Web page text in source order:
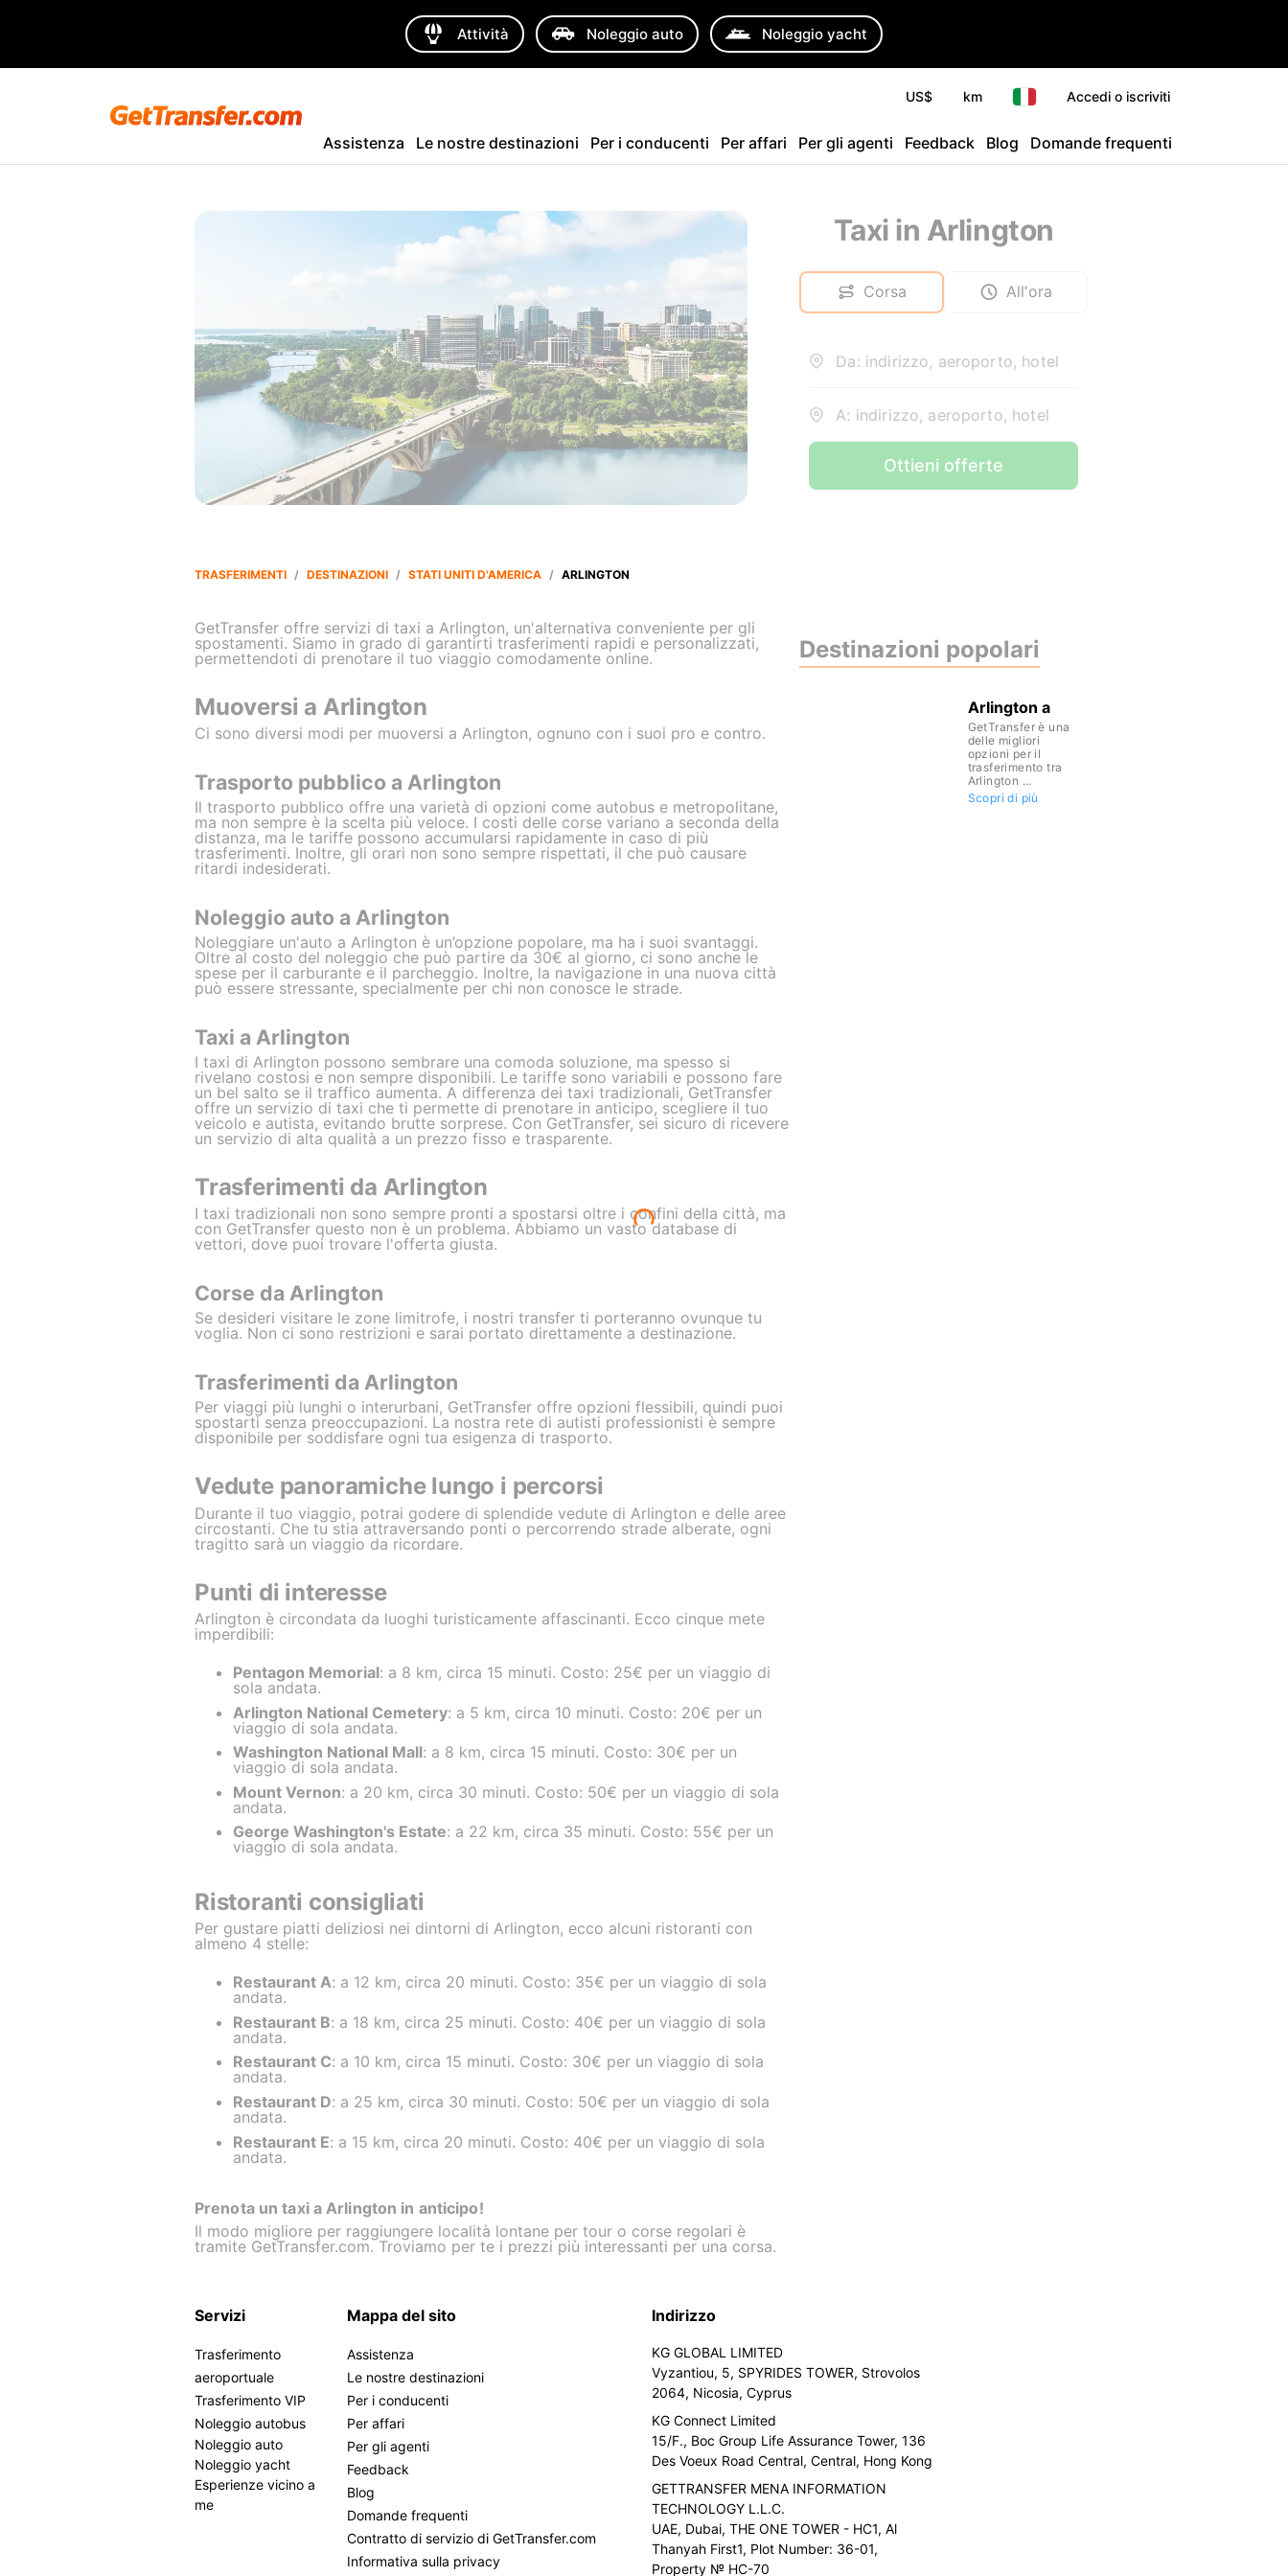
Attività Noleggio auto Noleggio yacht
US$ km Accedi o iscriviti
Assistenza Le nostre destinazioni Per i conducenti Per affari Per gli agenti Feedback Blog Domande frequenti
Taxi in Arlington
Corsa All'ora
Da: indirizzo, aeroporto, hotel
A: indirizzo, aeroporto, hotel
Ottieni offerte
TRASFERIMENTI / DESTINAZIONI / STATI UNITI D'AMERICA / ARLINGTON
GetTransfer offre servizi di taxi a Arlington, un'alternativa conveniente per gli
spostamenti. Siamo in grado di garantirti trasferimenti rapidi e personalizzati,
permettendoti di prenotare il tuo viaggio comodamente online.
Muoversi a Arlington
Ci sono diversi modi per muoversi a Arlington, ognuno con i suoi pro e contro.
Trasporto pubblico a Arlington
Il trasporto pubblico offre una varietà di opzioni come autobus e metropolitane,
ma non sempre è la scelta più veloce. I costi delle corse variano a seconda della
distanza, ma le tariffe possono accumularsi rapidamente in caso di più
trasferimenti. Inoltre, gli orari non sono sempre rispettati, il che può causare
ritardi indesiderati.
Noleggio auto a Arlington
Noleggiare un'auto a Arlington è un’opzione popolare, ma ha i suoi svantaggi.
Oltre al costo del noleggio che può partire da 30€ al giorno, ci sono anche le
spese per il carburante e il parcheggio. Inoltre, la navigazione in una nuova città
può essere stressante, specialmente per chi non conosce le strade.
Taxi a Arlington
I taxi di Arlington possono sembrare una comoda soluzione, ma spesso si
rivelano costosi e non sempre disponibili. Le tariffe sono variabili e possono fare
un bel salto se il traffico aumenta. A differenza dei taxi tradizionali, GetTransfer
offre un servizio di taxi che ti permette di prenotare in anticipo, scegliere il tuo
veicolo e autista, evitando brutte sorprese. Con GetTransfer, sei sicuro di ricevere
un servizio di alta qualità a un prezzo fisso e trasparente.
Trasferimenti da Arlington
I taxi tradizionali non sono sempre pronti a spostarsi oltre i confini della città, ma
con GetTransfer questo non è un problema. Abbiamo un vasto database di
vettori, dove puoi trovare l'offerta giusta.
Corse da Arlington
Se desideri visitare le zone limitrofe, i nostri transfer ti porteranno ovunque tu
voglia. Non ci sono restrizioni e sarai portato direttamente a destinazione.
Trasferimenti da Arlington
Per viaggi più lunghi o interurbani, GetTransfer offre opzioni flessibili, quindi puoi
spostarti senza preoccupazioni. La nostra rete di autisti professionisti è sempre
disponibile per soddisfare ogni tua esigenza di trasporto.
Vedute panoramiche lungo i percorsi
Durante il tuo viaggio, potrai godere di splendide vedute di Arlington e delle aree
circostanti. Che tu stia attraversando ponti o percorrendo strade alberate, ogni
tragitto sarà un viaggio da ricordare.
Punti di interesse
Arlington è circondata da luoghi turisticamente affascinanti. Ecco cinque mete
imperdibili:
Pentagon Memorial: a 8 km, circa 15 minuti. Costo: 25€ per un viaggio di
sola andata.
Arlington National Cemetery: a 5 km, circa 10 minuti. Costo: 20€ per un
viaggio di sola andata.
Washington National Mall: a 8 km, circa 15 minuti. Costo: 30€ per un
viaggio di sola andata.
Mount Vernon: a 20 km, circa 30 minuti. Costo: 50€ per un viaggio di sola
andata.
George Washington's Estate: a 22 km, circa 35 minuti. Costo: 55€ per un
viaggio di sola andata.
Ristoranti consigliati
Per gustare piatti deliziosi nei dintorni di Arlington, ecco alcuni ristoranti con
almeno 4 stelle:
Restaurant A: a 12 km, circa 20 minuti. Costo: 35€ per un viaggio di sola
andata.
Restaurant B: a 18 km, circa 25 minuti. Costo: 40€ per un viaggio di sola
andata.
Restaurant C: a 10 km, circa 15 minuti. Costo: 30€ per un viaggio di sola
andata.
Restaurant D: a 25 km, circa 30 minuti. Costo: 50€ per un viaggio di sola
andata.
Restaurant E: a 15 km, circa 20 minuti. Costo: 40€ per un viaggio di sola
andata.
Prenota un taxi a Arlington in anticipo!
Il modo migliore per raggiungere località lontane per tour o corse regolari è
tramite GetTransfer.com. Troviamo per te i prezzi più interessanti per una corsa.
Destinazioni popolari
Arlington a
GetTransfer è una
delle migliori
opzioni per il
trasferimento tra
Arlington ...
Scopri di più
Servizi
Trasferimento
aeroportuale
Trasferimento VIP
Noleggio autobus
Noleggio auto
Noleggio yacht
Esperienze vicino a
me
Mappa del sito
Assistenza
Le nostre destinazioni
Per i conducenti
Per affari
Per gli agenti
Feedback
Blog
Domande frequenti
Contratto di servizio di GetTransfer.com
Informativa sulla privacy
Indirizzo
KG GLOBAL LIMITED
Vyzantiou, 5, SPYRIDES TOWER, Strovolos
2064, Nicosia, Cyprus
KG Connect Limited
15/F., Boc Group Life Assurance Tower, 136
Des Voeux Road Central, Central, Hong Kong
GETTRANSFER MENA INFORMATION
TECHNOLOGY L.L.C.
UAE, Dubai, THE ONE TOWER - HC1, Al
Thanyah First1, Plot Number: 36-01,
Property № HC-70